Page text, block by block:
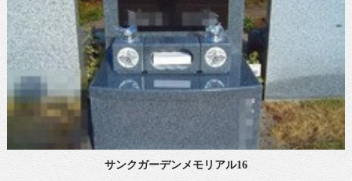
サンクガーデンメモリアル16